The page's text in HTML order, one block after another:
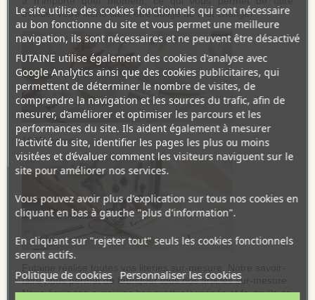
évoluer votre literie sans être obligé de tout changer.
100% coton
Futaine réalise toutes vos literies sur-mesure. Notre savoir-
faire nous permet de fabriquer tous nos articles sur-mesure.
Nous équipons aussi vos banquettes/canapés et fauteuils en
Le site utilise des cookies fonctionnels qui sont nécessaire
au bon fonctionne du site et vous permet une meilleure
navigation, ils sont nécessaires et ne peuvent être désactivé
FUTAINE utilise également des cookies d'analyse avec
Google Analytics ainsi que des cookies publicitaires, qui
permettent de déterminer le nombre de visites, de
comprendre la navigation et les sources du trafic, afin de
mesurer, d’améliorer et optimiser les parcours et les
performances du site. Ils aident également à mesurer
l’activité du site, identifier les pages les plus ou moins
visitées et d’évaluer comment les visiteurs naviguent sur le
site pour améliorer nos services.
Vous pouvez avoir plus d'explication sur tous nos cookies en
cliquant en bas à gauche "plus d'information".
En cliquant sur "rejeter tout" seuls les cookies fonctionnels
seront actifs.
Politique de cookies Personnaliser les cookies